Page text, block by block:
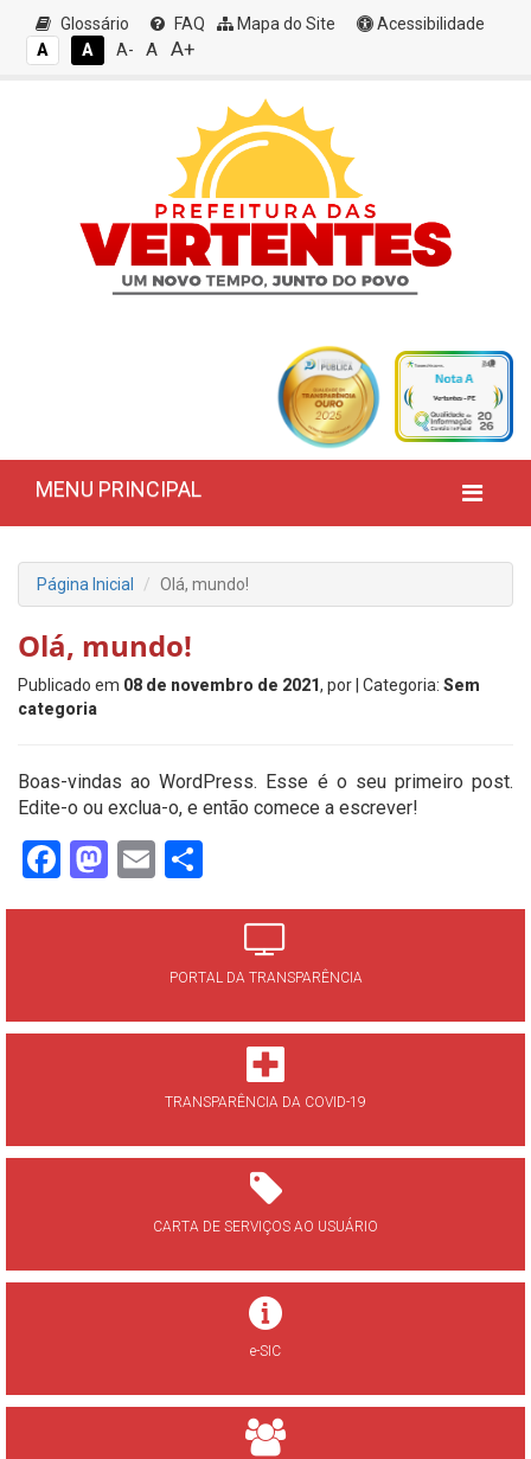
Glossário FAQ Mapa do Site
Acessibilidade
A
A A- A A+
MENU PRINCIPAL
Página Inicial Olá, mundo!
Olá, mundo!
Publicado em 08 de novembro de 2021, por | Categoria: Sem
categoria
Boas-vindas ao WordPress. Esse é o seu primeiro post.
Edite-o ou exclua-o, e então comece a escrever!
Facebook
Mastodon
Email
PORTAL DA TRANSPARÊNCIA
TRANSPARÊNCIA DA COVID-19
CARTA DE SERVIÇOS AO USUÁRIO
e-SIC